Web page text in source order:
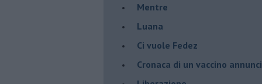
​Mentre
Luana
​Ci vuole Fedez
​Cronaca di un vaccino